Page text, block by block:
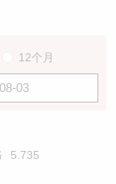
12个月
5.735